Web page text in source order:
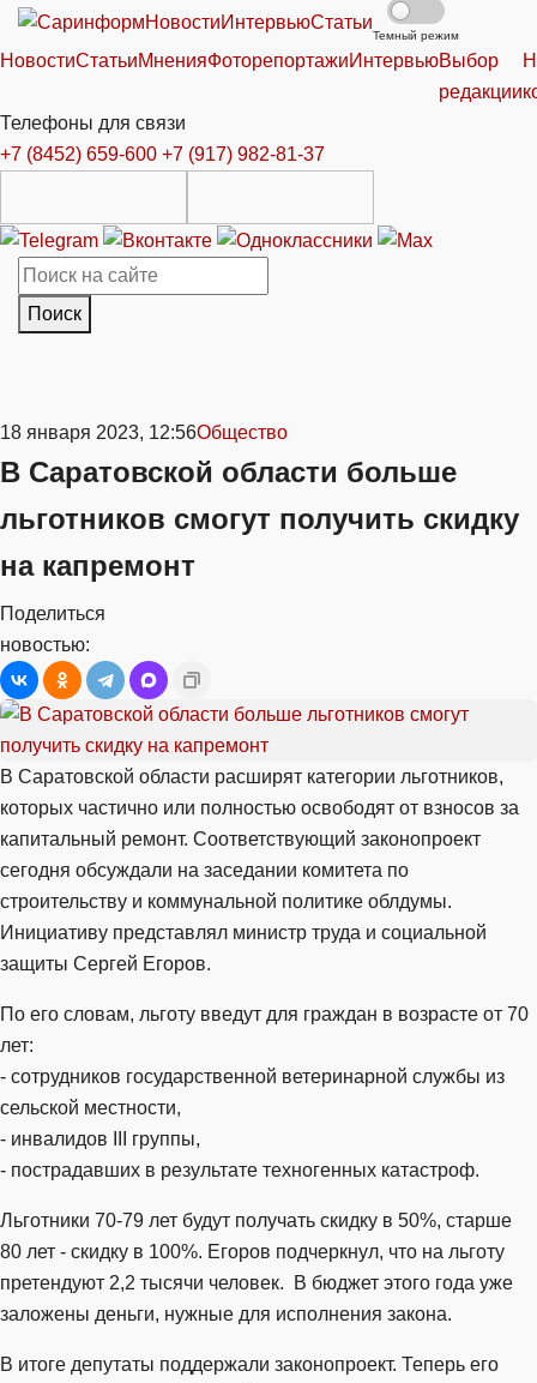
НовостиИнтервьюСтатьи
Темный режим
НовостиСтатьиМненияФоторепортажиИнтервьюВыбор
редакции
Телефоны для связи
+7 (8452) 659-600 +7 (917) 982-81-37
Поиск
18 января 2023, 12:56Общество
В Саратовской области больше
льготников смогут получить скидку
на капремонт
Поделиться
новостью:
В Саратовской области расширят категории льготников,
которых частично или полностью освободят от взносов за
капитальный ремонт. Соответствующий законопроект
сегодня обсуждали на заседании комитета по
строительству и коммунальной политике облдумы.
Инициативу представлял министр труда и социальной
защиты Сергей Егоров.
По его словам, льготу введут для граждан в возрасте от 70
лет:
- сотрудников государственной ветеринарной службы из
сельской местности,
- инвалидов III группы,
- пострадавших в результате техногенных катастроф.
Льготники 70-79 лет будут получать скидку в 50%, старше
80 лет - скидку в 100%. Егоров подчеркнул, что на льготу
претендуют 2,2 тысячи человек. В бюджет этого года уже
заложены деньги, нужные для исполнения закона.
В итоге депутаты поддержали законопроект. Теперь его